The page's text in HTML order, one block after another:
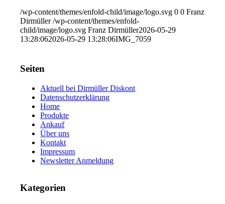
/wp-content/themes/enfold-child/image/logo.svg 0 0 Franz
Dirmüller /wp-content/themes/enfold-
child/image/logo.svg Franz Dirmüller2026-05-29
13:28:062026-05-29 13:28:06IMG_7059
Seiten
Aktuell bei Dirmüller Diskont
Datenschutzerklärung
Home
Produkte
Ankauf
Über uns
Kontakt
Impressum
Newsletter Anmeldung
Kategorien